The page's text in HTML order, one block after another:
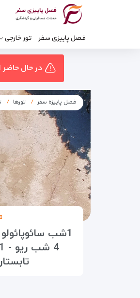
فصل پاییزی سفر تور خارجی
در حال حاضر
فصل پاییزه سفر تورها
تابستان